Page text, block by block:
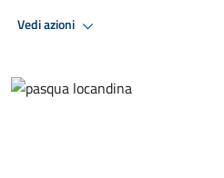
Vedi azioni